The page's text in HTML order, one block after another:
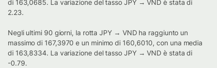
di 163,0685. La variazione del tasso JPY → VND è stata di
2.23.
Negli ultimi 90 giorni, la rotta JPY → VND ha raggiunto un
massimo di 167,3970 e un minimo di 160,6010, con una media
di 163,8334. La variazione del tasso JPY → VND è stata di
-0.79.